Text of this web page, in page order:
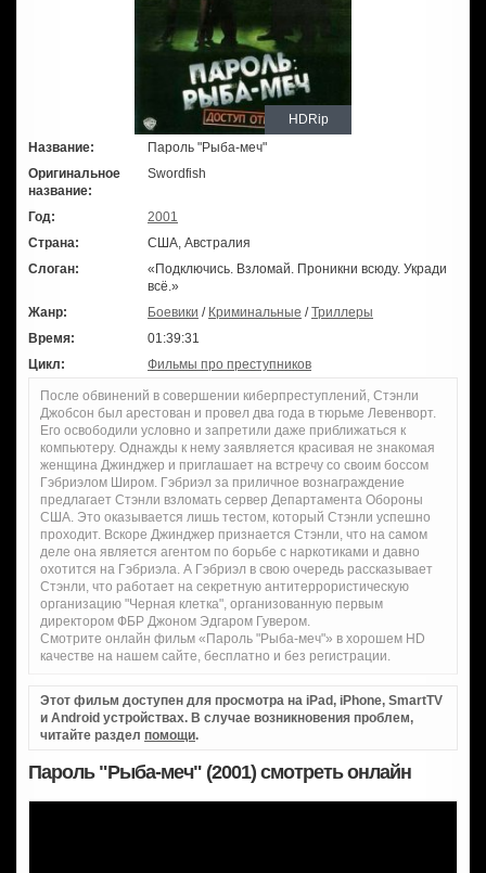
HDRip
Название:
Пароль "Рыба-меч"
Оригинальное
название:
Swordfish
Год:
2001
Страна:
США, Австралия
Слоган:
«Подключись. Взломай. Проникни всюду. Укради
всё.»
Жанр:
Боевики / Криминальные /Триллеры
Время:
01:39:31
Цикл:
Фильмы про преступников
После обвинений в совершении киберпреступлений, Стэнли
Джобсон был арестован и провел два года в тюрьме Левенворт.
Его освободили условно и запретили даже приближаться к
компьютеру. Однажды к нему заявляется красивая не знакомая
женщина Джинджер и приглашает на встречу со своим боссом
Гэбриэлом Широм. Гэбриэл за приличное вознаграждение
предлагает Стэнли взломать сервер Департамента Обороны
США. Это оказывается лишь тестом, который Стэнли успешно
проходит. Вскоре Джинджер признается Стэнли, что на самом
деле она является агентом по борьбе с наркотиками и давно
охотится на Гэбриэла. А Гэбриэл в свою очередь рассказывает
Стэнли, что работает на секретную антитеррористическую
организацию "Черная клетка", организованную первым
директором ФБР Джоном Эдгаром Гувером.
Смотрите онлайн фильм «Пароль "Рыба-меч"» в хорошем HD
качестве на нашем сайте, бесплатно и без регистрации.
Этот фильм доступен для просмотра на iPad, iPhone, SmartTV
и Android устройствах. В случае возникновения проблем,
читайте раздел помощи.
Пароль "Рыба-меч" (2001) смотреть онлайн